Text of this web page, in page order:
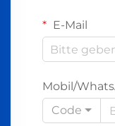
E-Mail
Mobil/
Code